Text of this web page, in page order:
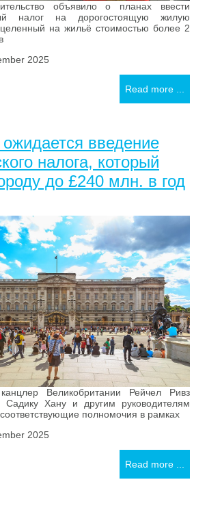
объявило о планах ввести
налог на дорогостоящую жилую
на жильё стоимостью более 2
2025
Read more ...
введение
налога, который
до £240 млн. в год
Великобритании Рейчел Ривз
Садику Хану и другим руководителям
полномочия в рамках
2025
Read more ...